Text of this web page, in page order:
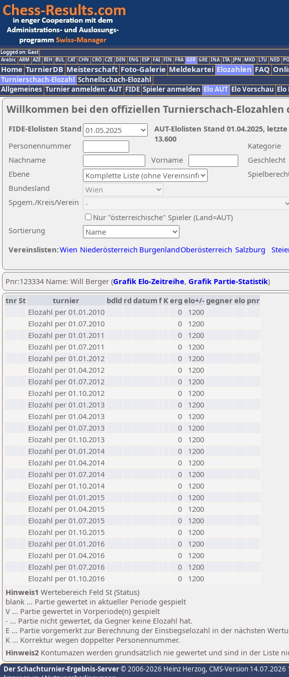
Logged on: Gast
Arabic ARM AZE BIH BUL CAT CHN CRO CZE DEN ENG ESP FAI FIN FRA GER GRE INA ITA JPN MKD LTU NED
Home TurnierDB Meisterschaft Foto-Galerie Meldekartei Elozahlen FAQ
Turnierschach-Elozahl Schnellschach-Elozahl
Allgemeines Turnier anmelden: AUT FIDE Spieler anmelden Elo AUT Elo Vorschau Elo
Willkommen bei den offiziellen Turnierschach-Elozahlen
Nachname
Vorname
Ebene
Kategorie
Sortierung
Personennummer
Bundesland
Spgem./Kreis/Verein
Geschlecht
Nur "österreichische" Spieler (Land=AUT)
Vereinslisten:Wien Niederösterreich BurgenlandOberösterreich Salzburg
AUT-Elolisten Stand 01.04.2025,
13.600
FIDE-Elolisten Stand
Pnr:123334 Name: Will Berger (Grafik Elo-Zeitreihe, Grafik Partie-Statistik)
tnrSt turnier bdld rd datumf Kerg elo+/-gegnerelo pnr
Elozahl per 01.01.2010
0
1200
Elozahl per 01.07.2010
0
1200
Elozahl per 01.01.2011
0
1200
Elozahl per 01.07.2011
0
1200
Elozahl per 01.01.2012
0
1200
Elozahl per 01.04.2012
0
1200
Elozahl per 01.07.2012
0
1200
Elozahl per 01.10.2012
0
1200
Elozahl per 01.01.2013
0
1200
Elozahl per 01.04.2013
0
1200
Elozahl per 01.07.2013
0
1200
Elozahl per 01.10.2013
0
1200
Elozahl per 01.01.2014
0
1200
Elozahl per 01.04.2014
0
1200
Elozahl per 01.07.2014
0
1200
Elozahl per 01.10.2014
0
1200
Elozahl per 01.01.2015
0
1200
Elozahl per 01.04.2015
0
1200
Elozahl per 01.07.2015
0
1200
Elozahl per 01.10.2015
0
1200
Elozahl per 01.01.2016
0
1200
Elozahl per 01.04.2016
0
1200
Elozahl per 01.07.2016
0
1200
Elozahl per 01.10.2016
0
1200
Hinweis1 Wertebereich Feld St (Status)
blank ... Partie gewertet in aktueller Periode gespielt
V ... Partie gewertet in Vorperiode(n) gespielt
- ... Partie nicht gewertet, da Gegner keine Elozahl hat.
E ... Partie vorgemerkt zur Berechnung der Einstiegselozahl in der nächsten
K ... Korrektur wegen doppelter Personennummer.
Hinweis2 Kontumazen werden grundsätzlich nie gewertet und sind in der Liste
Der Schachturnier-Ergebnis-Server© 2006-2026 Heinz Herzog, CMS-Version 14.07.2026